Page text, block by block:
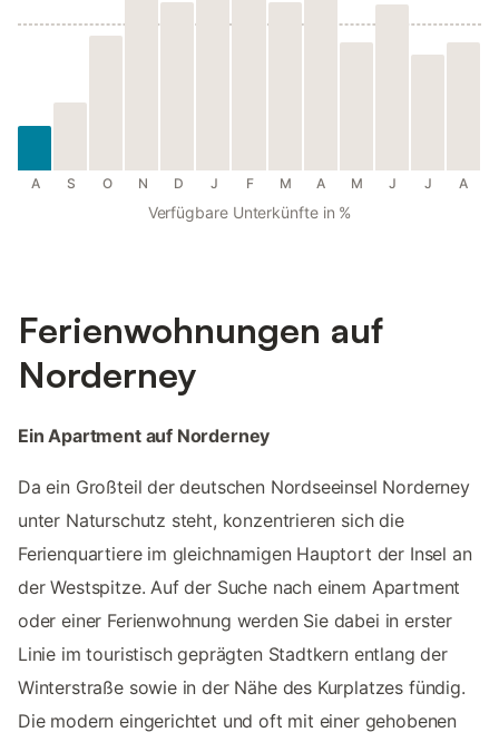
A S O N D J F M A M J J A
Verfügbare Unterkünfte in %
Ferienwohnungen auf
Norderney
Ein Apartment auf Norderney
Da ein Großteil der deutschen Nordseeinsel Norderney
unter Naturschutz steht, konzentrieren sich die
Ferienquartiere im gleichnamigen Hauptort der Insel an
der Westspitze. Auf der Suche nach einem Apartment
oder einer Ferienwohnung werden Sie dabei in erster
Linie im touristisch geprägten Stadtkern entlang der
Winterstraße sowie in der Nähe des Kurplatzes fündig.
Die modern eingerichtet und oft mit einer gehobenen